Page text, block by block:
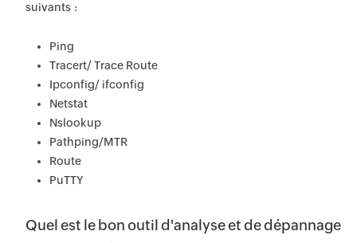
suivants :
Ping
Tracert/ Trace Route
Ipconfig/ ifconfig
Netstat
Nslookup
Pathping/MTR
Route
PuTTY
Quel est le bon outil d'analyse et de dépannage